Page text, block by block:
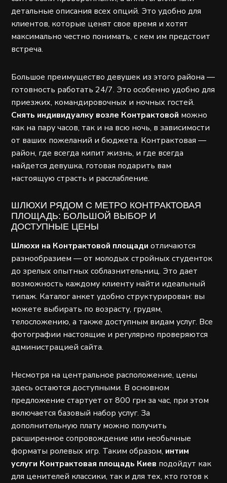
детальные описания всех опций. Это удобно для
клиентов, которые ценят свое время и хотят
максимально честно понимать, с кем им предстоит
встреча.
Большое преимущество девушек из этого района —
готовность работать 24/7. Это особенно удобно для
приезжих, командировочных и ночных гостей.
Снять индивидуалку возле Контрактовой можно
как на пару часов, так и на всю ночь, в зависимости
от ваших пожеланий и бюджета. Контрактовая —
район, где всегда кипит жизнь, и где всегда
найдется девушка, готовая подарить вам
настоящую страсть и расслабление.
ШЛЮХИ РЯДОМ С МЕТРО КОНТРАКТОВАЯ
ПЛОЩАДЬ: БОЛЬШОЙ ВЫБОР И
ДОСТУПНЫЕ ЦЕНЫ
Шлюхи на Контрактовой площади отличаются
разнообразием — от молодых стройных студенток
до зрелых опытных соблазнительниц. Это дает
возможность каждому клиенту найти идеальный
типаж. Каталог анкет удобно структурирован: вы
можете выбирать по возрасту, грудям,
телосложению, а также доступным видам услуг. Все
фотографии настоящие и регулярно проверяются
администрацией сайта.
Несмотря на центральное расположение, цены
здесь остаются доступными. В основном
предложение стартует от 800 грн за час, при этом
включается базовый набор услуг. За
дополнительную плату можно получить
расширенное сопровождение или необычные
форматы ролевых игр. Таким образом, интим
услуги Контрактовая площадь Киев подойдут как
для ценителей классики, так и для тех, кто готов к